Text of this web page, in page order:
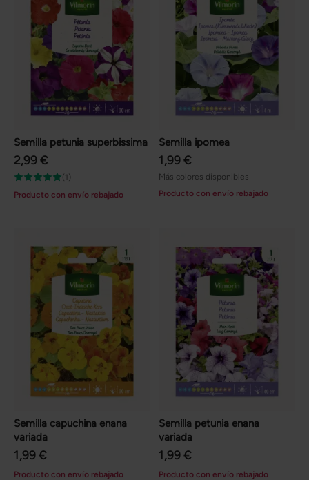
Semilla petunia superbissima
2,99 €
(1)
Producto con envío rebajado
Semilla ipomea
1,99 €
Más colores disponibles
Producto con envío rebajado
Semilla capuchina enana
variada
1,99 €
Producto con envío rebajado
Semilla petunia enana
variada
1,99 €
Producto con envío rebajado